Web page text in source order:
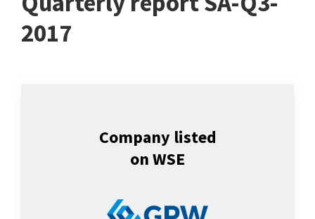
2017
Company listed
on WSE